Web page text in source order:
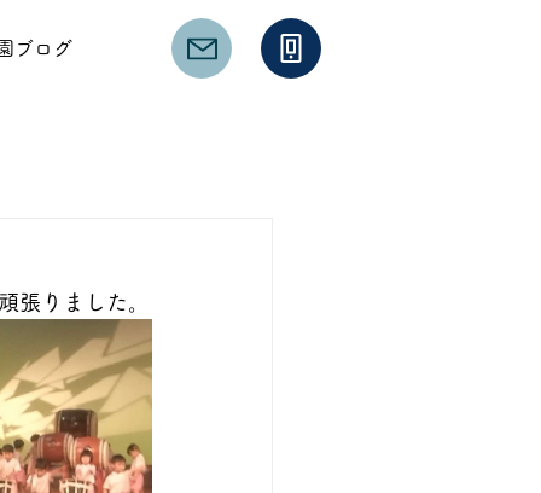
ブログ
張りました。